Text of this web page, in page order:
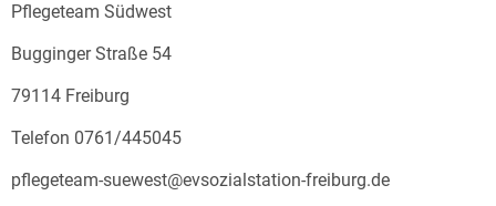
Pflegeteam Südwest
Bugginger Straße 54
79114 Freiburg
Telefon 0761/445045
pflegeteam-suewest@evsozialstation-freiburg.de